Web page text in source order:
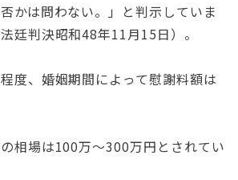
かは問わない。」と判示していま
廷判決昭和48年11月15日）。
度、婚姻期間によって慰謝料額は
相場は100万～300万円とされてい